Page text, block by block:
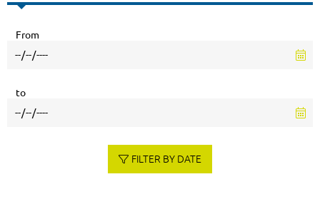
From
to
FILTER BY DATE